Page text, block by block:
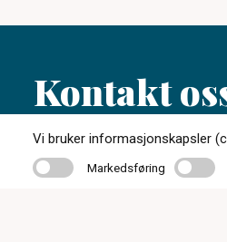
Kontakt
51 48 80 04
Vi bruker informasjonskapsler
MarkedsføringMarkedsføring